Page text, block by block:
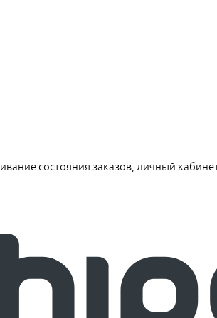
состояния заказов, личный